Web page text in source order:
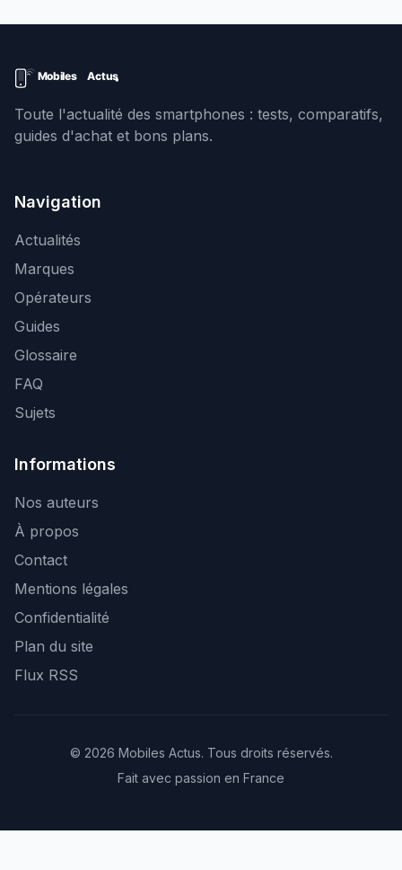
Toute l'actualité des smartphones : tests, comparatifs,
guides d'achat et bons plans.
Navigation
Actualités
Marques
Opérateurs
Guides
Glossaire
FAQ
Sujets
Informations
Nos auteurs
À propos
Contact
Mentions légales
Confidentialité
Plan du site
Flux RSS
© 2026 Mobiles Actus. Tous droits réservés.
Fait avec passion en France